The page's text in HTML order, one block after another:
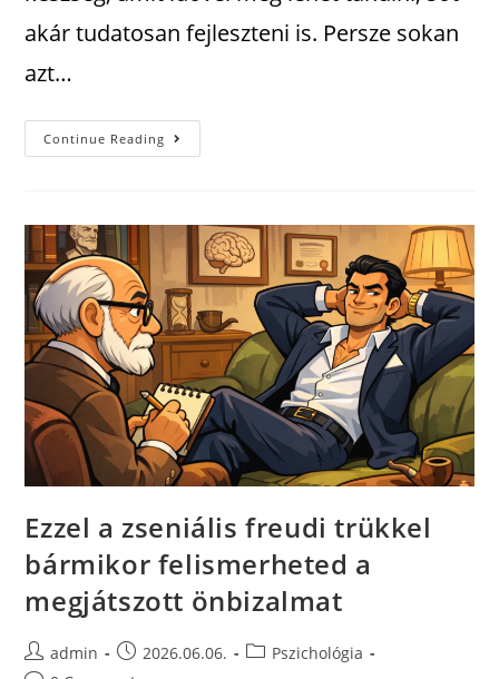
akár tudatosan fejleszteni is. Persze sokan
azt…
Continue Reading
Ezzel a zseniális freudi trükkel
bármikor felismerheted a
megjátszott önbizalmat
admin 2026.06.06.
Pszichológia